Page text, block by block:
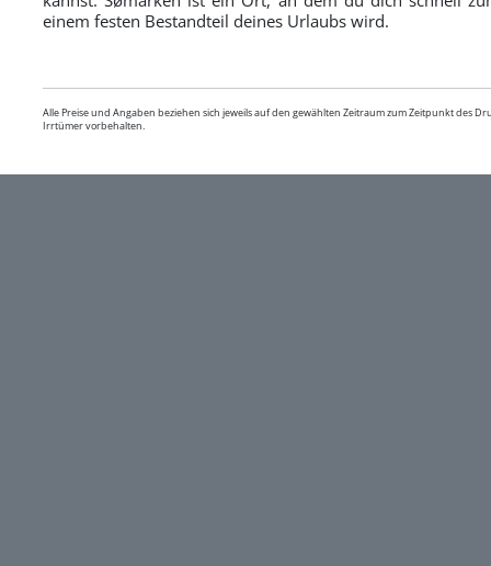
einem festen Bestandteil deines Urlaubs wird.
Alle Preise und Angaben beziehen sich jeweils auf den gewählten Zeitraum zum Zeitpunkt des
Irrtümer vorbehalten.